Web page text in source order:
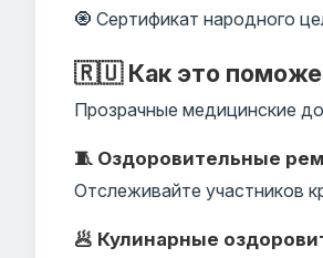
🧿 Сертификат народного
🇷🇺 Как это
Прозрачные медицинские
🧵 Оздоровительные
Отслеживайте участников
🥟 Кулинарные